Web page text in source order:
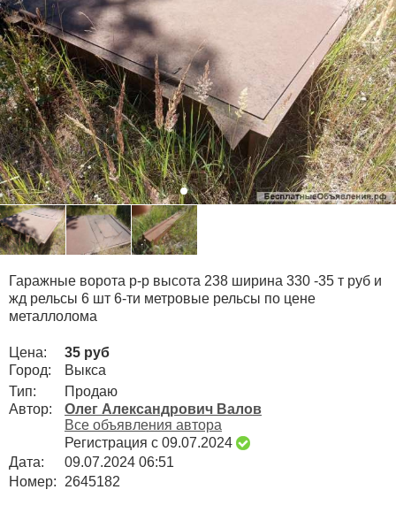
Гаражные ворота р-р высота 238 ширина 330 -35 т руб и
жд рельсы 6 шт 6-ти метровые рельсы по цене
металлолома
Цена:
35 руб
Город:
Выкса
Тип:
Продаю
Автор:
Олег Александрович Валов
Все объявления автора
Регистрация с 09.07.2024
Дата:
09.07.2024 06:51
Номер:
2645182